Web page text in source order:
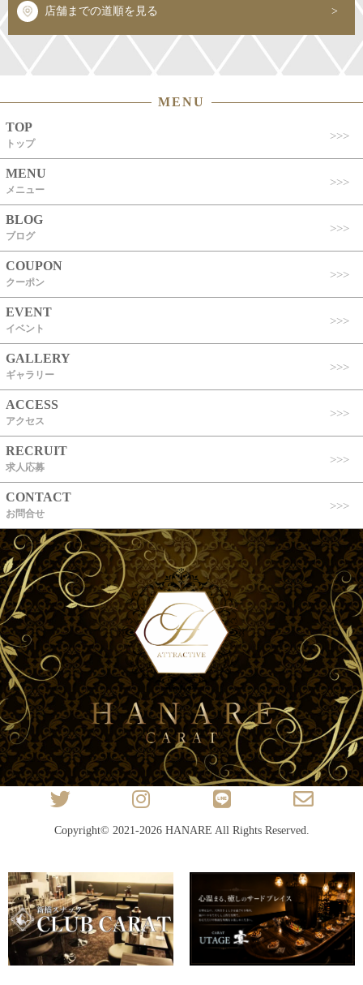
店舗までの道順を見る
MENU
TOP
トップ
MENU
メニュー
BLOG
ブログ
COUPON
クーポン
EVENT
イベント
GALLERY
ギャラリー
ACCESS
アクセス
RECRUIT
求人応募
CONTACT
お問合せ
Copyright© 2021-2026 HANARE All Rights Reserved.